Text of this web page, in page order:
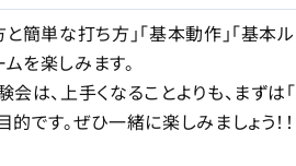
と簡単な打ち方」「基本動作」「基本
を楽しみます。
会は、上手くなることよりも、まずは
的です。ぜひ一緒に楽しみましょう！！